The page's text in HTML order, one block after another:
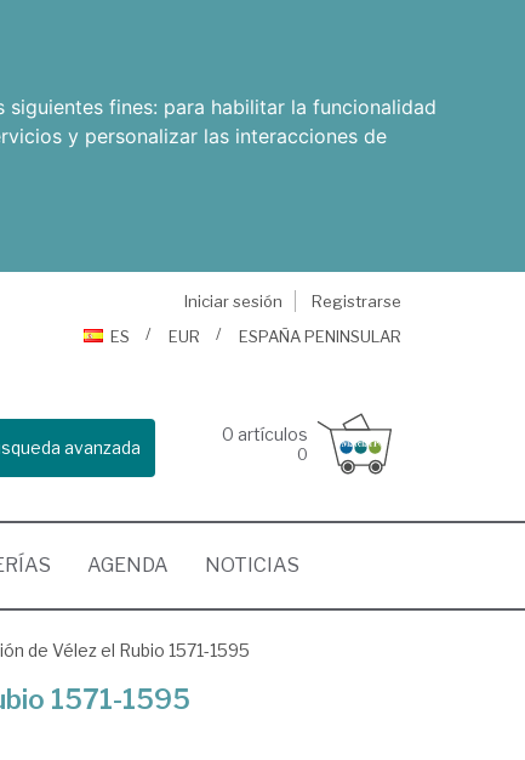
fines: para habilitar la funcionalidad
y personalizar las interacciones de
Iniciar sesión
Registrarse
ES
EUR ESPAÑA PENINSULAR
avanzada
0 artículos
0
AGENDA NOTICIAS
de Vélez el Rubio 1571-1595
1571-1595